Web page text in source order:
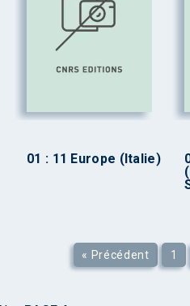
01 : 11 Europe (Italie)
« Précédent 1